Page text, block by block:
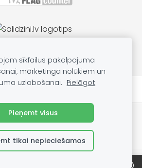
Atsauksmes par mums Google
pasūtījumiem un informācijai:
28925696
labocenuveikals@inbox.lv
sīkfailus pakalpojuma
mārketinga nolūkiem un
uzlabošanai. Pielāgot
Pieņemt visus
tikai nepieciešamos